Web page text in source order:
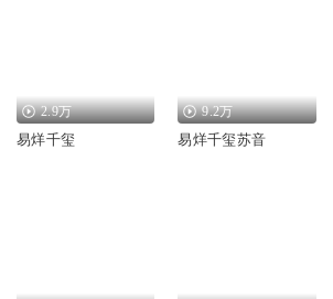
2.9万
易烊千玺
9.2万
易烊千玺苏音